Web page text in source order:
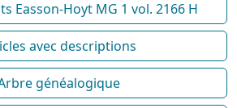
Easson-Hoyt MG 1 vol. 2166 H
avec descriptions
généalogique